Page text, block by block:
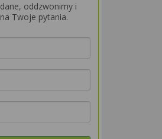
oddzwonimy i
Twoje pytania.